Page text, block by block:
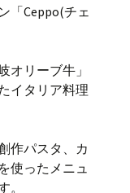
「Ceppo(チェ
オリーブ牛」
イタリア料理
作パスタ、カ
使ったメニュ
。